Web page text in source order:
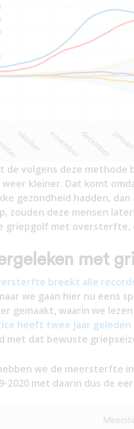
de volgens deze
weer kleiner. Dat komt
gezondheid hadden,
zouden deze mensen
griepgolf met
met
breekt alle
we gaan hier nu eens
gemaakt, waarin we
heeft twee jaar
met dat bewuste
we de meersterfte
2020 met daarin dus de